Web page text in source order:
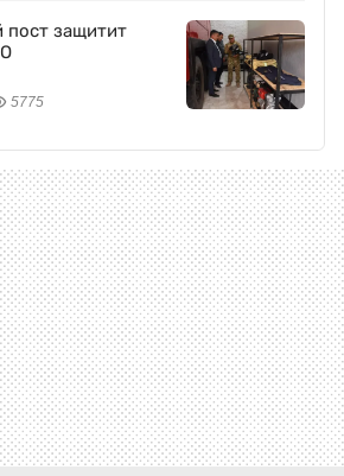
защитит
5775